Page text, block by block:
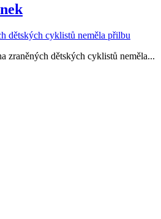
zraněných dětských cyklistů neměla...